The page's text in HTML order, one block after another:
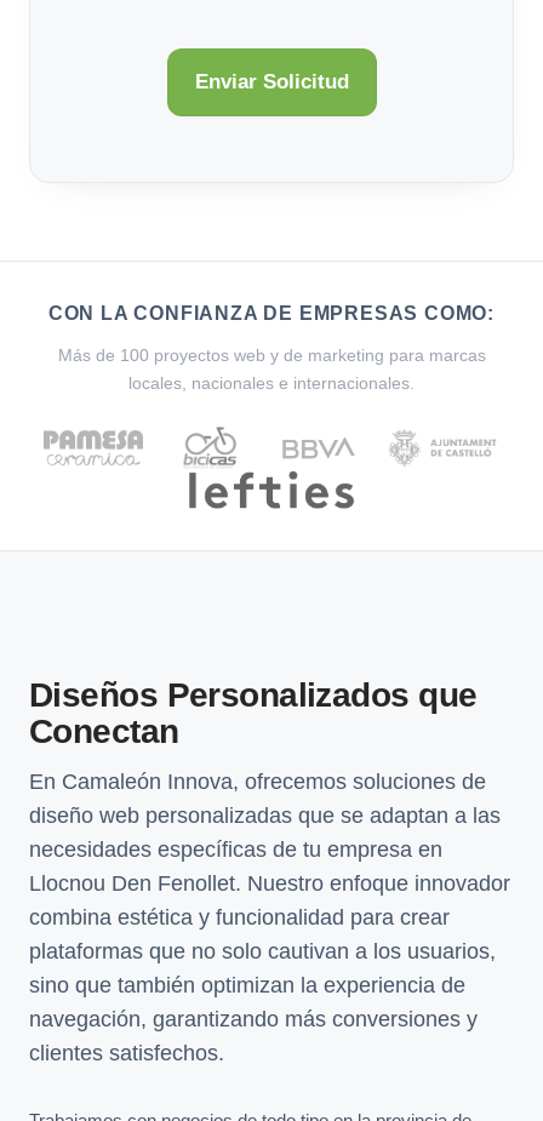
CON LA CONFIANZA DE EMPRESAS COMO:
Más de 100 proyectos web y de marketing para marcas
locales, nacionales e internacionales.
Diseños Personalizados que
Conectan
En Camaleón Innova, ofrecemos soluciones de
diseño web personalizadas que se adaptan a las
necesidades específicas de tu empresa en
Llocnou Den Fenollet. Nuestro enfoque innovador
combina estética y funcionalidad para crear
plataformas que no solo cautivan a los usuarios,
sino que también optimizan la experiencia de
navegación, garantizando más conversiones y
clientes satisfechos.